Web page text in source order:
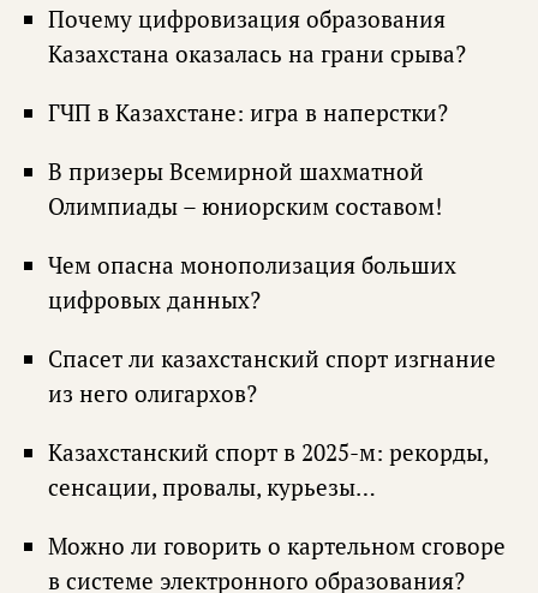
Почему цифровизация образования
Казахстана оказалась на грани срыва?
ГЧП в Казахстане: игра в наперстки?
В призеры Всемирной шахматной
Олимпиады – юниорским составом!
Чем опасна монополизация больших
цифровых данных?
Спасет ли казахстанский спорт изгнание
из него олигархов?
Казахстанский спорт в 2025-м: рекорды,
сенсации, провалы, курьезы…
Можно ли говорить о картельном сговоре
в системе электронного образования?